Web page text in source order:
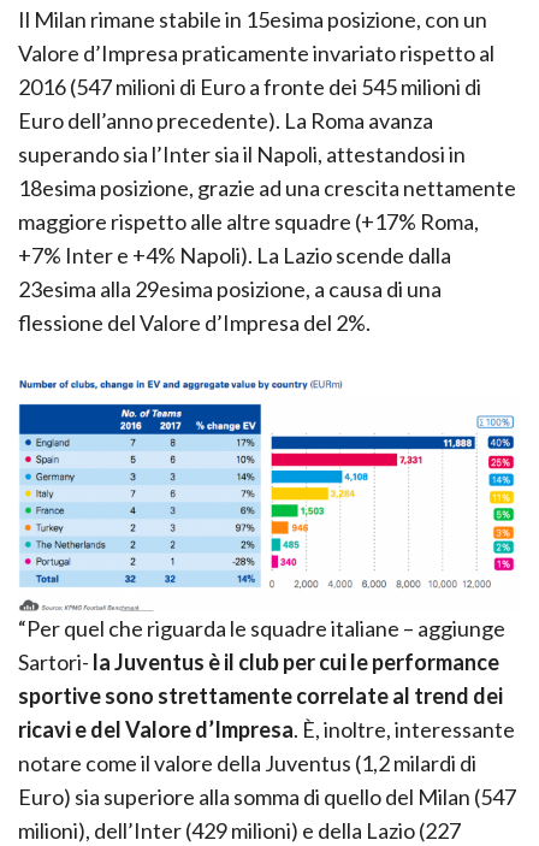
Il Milan rimane stabile in 15esima posizione, con un
Valore d’Impresa praticamente invariato rispetto al
2016 (547 milioni di Euro a fronte dei 545 milioni di
Euro dell’anno precedente). La Roma avanza
superando sia l’Inter sia il Napoli, attestandosi in
18esima posizione, grazie ad una crescita nettamente
maggiore rispetto alle altre squadre (+17% Roma,
+7% Inter e +4% Napoli). La Lazio scende dalla
23esima alla 29esima posizione, a causa di una
flessione del Valore d’Impresa del 2%.
“Per quel che riguarda le squadre italiane – aggiunge
Sartori- la Juventus è il club per cui le performance
sportive sono strettamente correlate al trend dei
ricavi e del Valore d’Impresa. È, inoltre, interessante
notare come il valore della Juventus (1,2 milardi di
Euro) sia superiore alla somma di quello del Milan (547
milioni), dell’Inter (429 milioni) e della Lazio (227